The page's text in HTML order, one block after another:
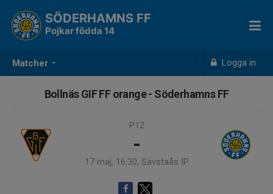
Matcher Logga in
SÖDERHAMNS FF
Pojkar födda 14
Bollnäs GIF FF orange - Söderhamns FF
P12
-
17 maj, 16:30, Sävstaås IP